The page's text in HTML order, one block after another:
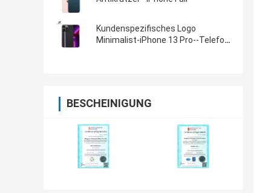
Kundenspezifisches Logo
Minimalist-iPhone 13 Pro--Telefon-
BESCHEINIGUNG